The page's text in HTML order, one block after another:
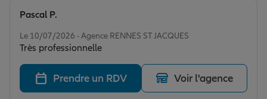
Retraite
Tous nos devis d'assurance
Le 10/07/2026 - Agence RENNES ST JACQUES
Très professionnelle
Pascal P.
Prendre un RDV Voir l'agence